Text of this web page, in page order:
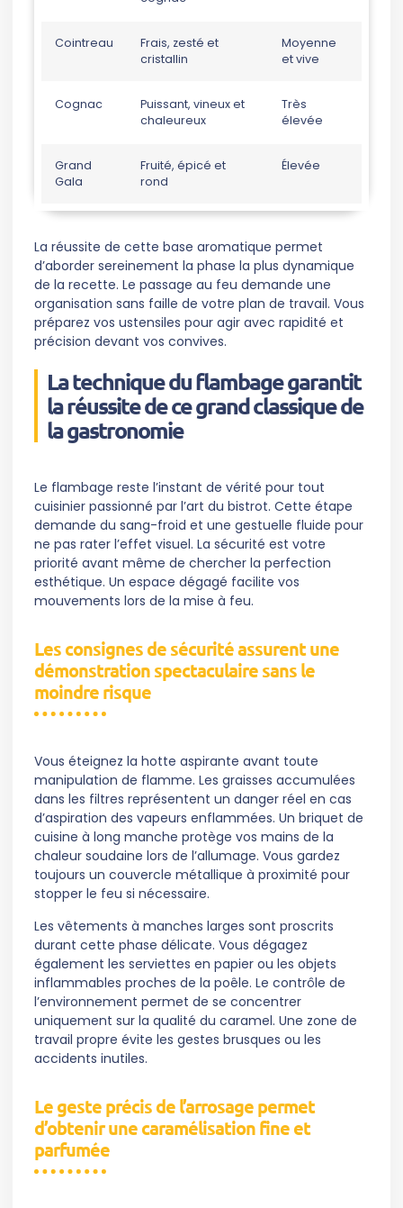
Cointreau
Frais, zesté et
cristallin
Moyenne
et vive
Cognac
Puissant, vineux et
chaleureux
Très
élevée
Grand
Gala
Fruité, épicé et
rond
Élevée
La réussite de cette base aromatique permet
d’aborder sereinement la phase la plus dynamique
de la recette. Le passage au feu demande une
organisation sans faille de votre plan de travail. Vous
préparez vos ustensiles pour agir avec rapidité et
précision devant vos convives.
La technique du flambage garantit
la réussite de ce grand classique de
la gastronomie
Le flambage reste l’instant de vérité pour tout
cuisinier passionné par l’art du bistrot. Cette étape
demande du sang-froid et une gestuelle fluide pour
ne pas rater l’effet visuel. La sécurité est votre
priorité avant même de chercher la perfection
esthétique. Un espace dégagé facilite vos
mouvements lors de la mise à feu.
Les consignes de sécurité assurent une
démonstration spectaculaire sans le
moindre risque
Vous éteignez la hotte aspirante avant toute
manipulation de flamme. Les graisses accumulées
dans les filtres représentent un danger réel en cas
d’aspiration des vapeurs enflammées. Un briquet de
cuisine à long manche protège vos mains de la
chaleur soudaine lors de l’allumage. Vous gardez
toujours un couvercle métallique à proximité pour
stopper le feu si nécessaire.
Les vêtements à manches larges sont proscrits
durant cette phase délicate. Vous dégagez
également les serviettes en papier ou les objets
inflammables proches de la poêle. Le contrôle de
l’environnement permet de se concentrer
uniquement sur la qualité du caramel. Une zone de
travail propre évite les gestes brusques ou les
accidents inutiles.
Le geste précis de l’arrosage permet
d’obtenir une caramélisation fine et
parfumée